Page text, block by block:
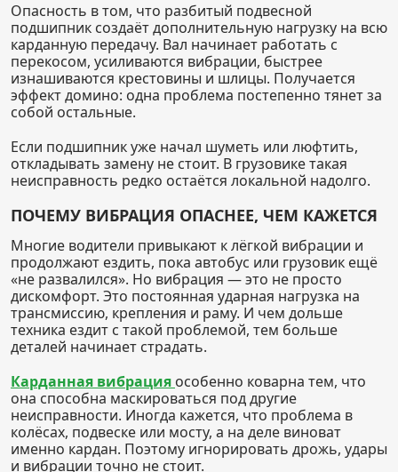
Опасность в том, что разбитый подвесной
подшипник создаёт дополнительную нагрузку на всю
карданную передачу. Вал начинает работать с
перекосом, усиливаются вибрации, быстрее
изнашиваются крестовины и шлицы. Получается
эффект домино: одна проблема постепенно тянет за
собой остальные.
Если подшипник уже начал шуметь или люфтить,
откладывать замену не стоит. В грузовике такая
неисправность редко остаётся локальной надолго.
ПОЧЕМУ ВИБРАЦИЯ ОПАСНЕЕ, ЧЕМ КАЖЕТСЯ
Многие водители привыкают к лёгкой вибрации и
продолжают ездить, пока автобус или грузовик ещё
«не развалился». Но вибрация — это не просто
дискомфорт. Это постоянная ударная нагрузка на
трансмиссию, крепления и раму. И чем дольше
техника ездит с такой проблемой, тем больше
деталей начинает страдать.
Карданная вибрация особенно коварна тем, что
она способна маскироваться под другие
неисправности. Иногда кажется, что проблема в
колёсах, подвеске или мосту, а на деле виноват
именно кардан. Поэтому игнорировать дрожь, удары
и вибрации точно не стоит.